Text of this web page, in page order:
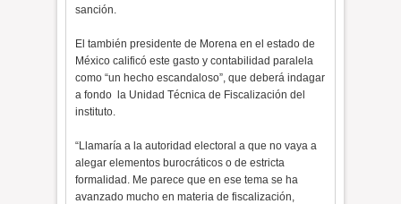
sanción.
El también presidente de Morena en el estado de
México calificó este gasto y contabilidad paralela
como “un hecho escandaloso”, que deberá indagar
a fondo la Unidad Técnica de Fiscalización del
instituto.
“Llamaría a la autoridad electoral a que no vaya a
alegar elementos burocráticos o de estricta
formalidad. Me parece que en ese tema se ha
avanzado mucho en materia de fiscalización,